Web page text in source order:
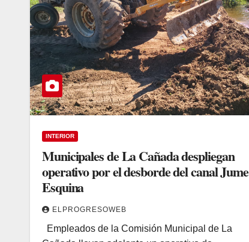
INTERIOR
Municipales de La Cañada despliegan
operativo por el desborde del canal Jume
Esquina
ELPROGRESOWEB
Empleados de la Comisión Municipal de La